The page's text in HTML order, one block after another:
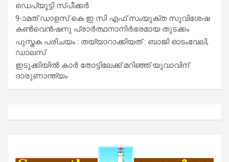
ഡെപ്യൂട്ടി സ്പീക്കർ
9-ാമത് ഡാളസ് കെ ഇ സി എഫ് സംയുക്ത സുവിശേഷ
കൺവെൻഷനു പ്രാർത്ഥനാനിർഭരമായ തുടക്കം
പുസ്തക പരിചയം : തയ്യാറാക്കിയത് : ബാജി ഓടംവേലി,
ഡാലസ്
ഇടുക്കിയിൽ കാർ തോട്ടിലേക്ക് മറിഞ്ഞ് യുവാവിന്
ദാരുണാന്ത്യം